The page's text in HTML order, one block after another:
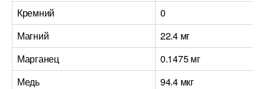
Кремний
0
Магний
22.4 мг
Марганец
0.1475 мг
Медь
94.4 мкг